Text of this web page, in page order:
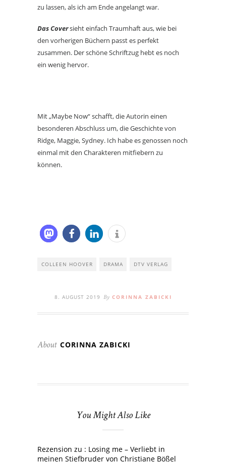
zu lassen, als ich am Ende angelangt war.
Das Coversieht einfach Traumhaft aus, wie bei
den vorherigen Büchern passt es perfekt
zusammen. Der schöne Schriftzug hebt es noch
ein wenig hervor.
Mit „Maybe Now“ schafft, die Autorin einen
besonderen Abschluss um, die Geschichte von
Ridge, Maggie, Sydney. Ich habe es genossen noch
einmal mit den Charakteren mitfiebern zu
können.
COLLEEN HOOVER DRAMA DTV VERLAG
8. AUGUST 2019 By CORINNA ZABICKI
About CORINNA ZABICKI
You Might Also Like
Rezension zu : Losing me – Verliebt in
meinen Stiefbruder von Christiane Bößel